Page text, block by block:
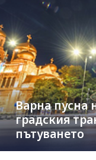
Варна пусна
градския
пътуването